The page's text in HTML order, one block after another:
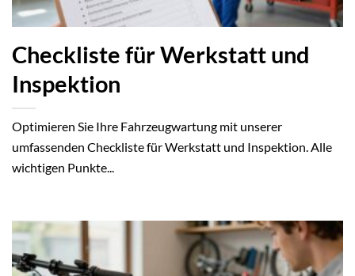
Checkliste für Werkstatt und
Inspektion
Optimieren Sie Ihre Fahrzeugwartung mit unserer
umfassenden Checkliste für Werkstatt und Inspektion. Alle
wichtigen Punkte...